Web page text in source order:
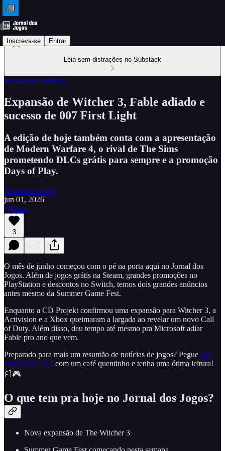
Inscreva-se Entrar
Leia sem distrações no Substack
Resumo de notícias
Expansão de Witcher 3, Fable adiado e
sucesso de 007 First Light
A edição de hoje também conta com a apresentação
de Modern Warfare 4, o rival de The Sims
prometendo DLCs grátis para sempre e a promoção
Days of Play.
Jornal dos Jogos
jun 01, 2026
Ouça
3
O mês de junho começou com o pé na porta aqui no Jornal dos
Jogos. Além de jogos grátis na Steam, grandes promoções no
PlayStation e descontos no Switch, temos dois grandes anúncios
antes mesmo da Summer Game Fest.
Enquanto a CD Projekt confirmou uma expansão para Witcher 3, a
Activision e a Xbox queimaram a largada ao revelar um novo Call
of Duty. Além disso, deu tempo até mesmo pra Microsoft adiar
Fable pro ano que vem.
Preparado para mais um resumão de notícias de jogos? Pegue sua
caneca de GTA com um café quentinho e tenha uma ótima leitura!
📰🎮
O que tem pra hoje no Jornal dos Jogos?
Nova expansão de The Witcher 3